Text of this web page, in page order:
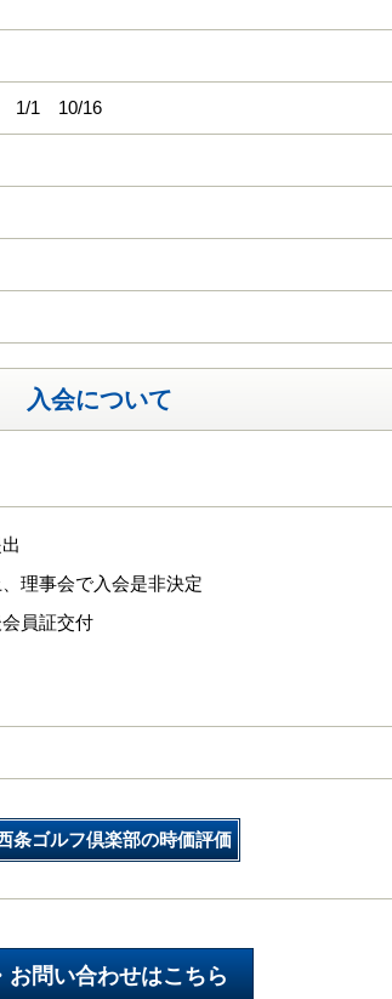
1/1 10/16
入会について
理事会で入会是非決定
員証交付
条ゴルフ倶楽部の時価評価